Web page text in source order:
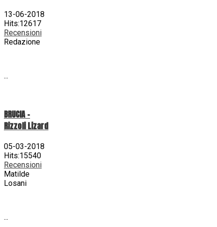
13-06-2018
Hits:12617
Recensioni
Redazione
...
BRUCIA -
Rizzoli Lizard
05-03-2018
Hits:15540
Recensioni
Matilde
Losani
...